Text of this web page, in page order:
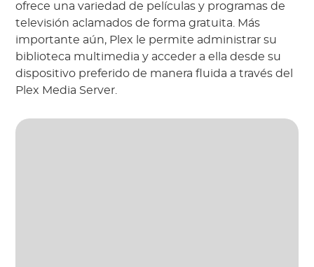
ofrece una variedad de películas y programas de
televisión aclamados de forma gratuita. Más
importante aún, Plex le permite administrar su
biblioteca multimedia y acceder a ella desde su
dispositivo preferido de manera fluida a través del
Plex Media Server.